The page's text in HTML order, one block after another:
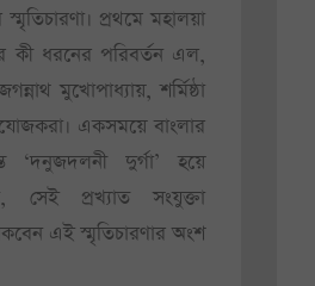
প্রথমে মহালয়া
কী ধরনের পরিবর্তন এল,
মুখোপাধ্যায়, শর্মিষ্ঠা
একসময়ে বাংলার
‘দনুজদলনী দুর্গা’ হয়ে
সেই প্রখ্যাত সংযুক্তা
এই স্মৃতিচারণার অংশ